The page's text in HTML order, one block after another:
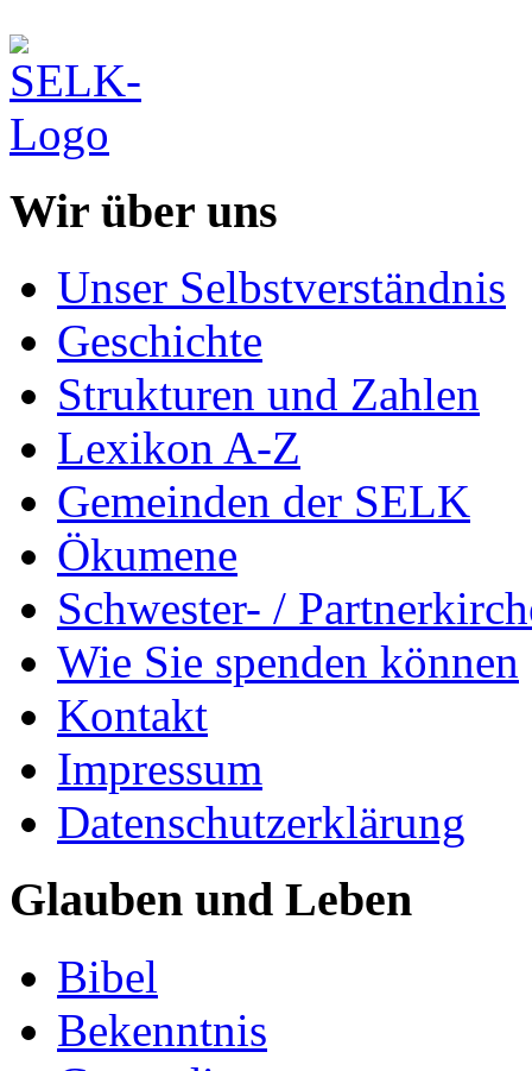
Wir über uns
Unser Selbstverständnis
Geschichte
Strukturen und Zahlen
Lexikon A-Z
Gemeinden der SELK
Ökumene
Schwester- /
Wie Sie spenden können
Kontakt
Impressum
Datenschutzerklärung
Glauben und Leben
Bibel
Bekenntnis